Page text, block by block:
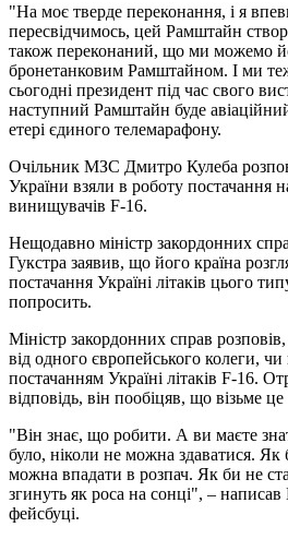
"На моє тверде переконання, і я
пересвідчимось, цей Рамштайн
також переконаний, що ми можемо
бронетанковим Рамштайном. І ми
сьогодні президент під час свого
наступний Рамштайн буде
етері єдиного телемарафону.
Очільник МЗС Дмитро Кулеба
України взяли в роботу постачання
винищувачів F-16.
Нещодавно міністр закордонних
Гукстра заявив, що його країна
постачання Україні літаків цього
попросить.
Міністр закордонних справ
від одного європейського колеги,
постачанням Україні літаків F-16.
відповідь, він пообіцяв, що візьме
"Він знає, що робити. А ви маєте
було, ніколи не можна здаватися.
можна впадати в розпач. Як би не
згинуть як роса на сонці", –
фейсбуці.